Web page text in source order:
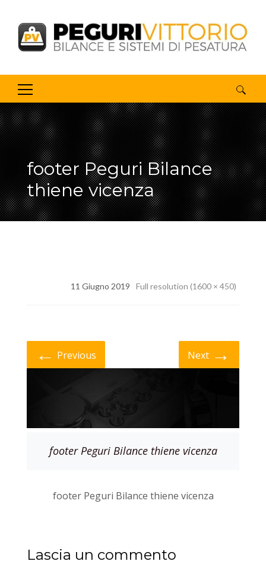
Ricerca
per:
footer Peguri Bilance
thiene vicenza
11 Giugno 2019 Full resolution (1600 × 450)
← Previous Next →
footer Peguri Bilance thiene vicenza
footer Peguri Bilance thiene vicenza
Lascia un commento